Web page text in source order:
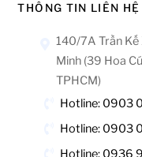
THÔNG TIN LIÊN HỆ
140/7A Trần Kế
Minh (39 Hoa
TPHCM)
Hotline: 0903
Hotline: 0903
Hotline: 0936